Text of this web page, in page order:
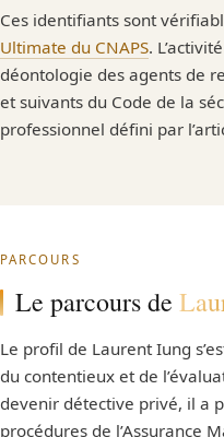
Ces identifiants sont
Ultimate du CNAPS.
déontologie des agents de
et suivants du Code de la
professionnel défini par
PARCOURS
Le parcours de
Le profil de Laurent Iung
du contentieux et de
devenir détective privé, il a
procédures de l’Assurance